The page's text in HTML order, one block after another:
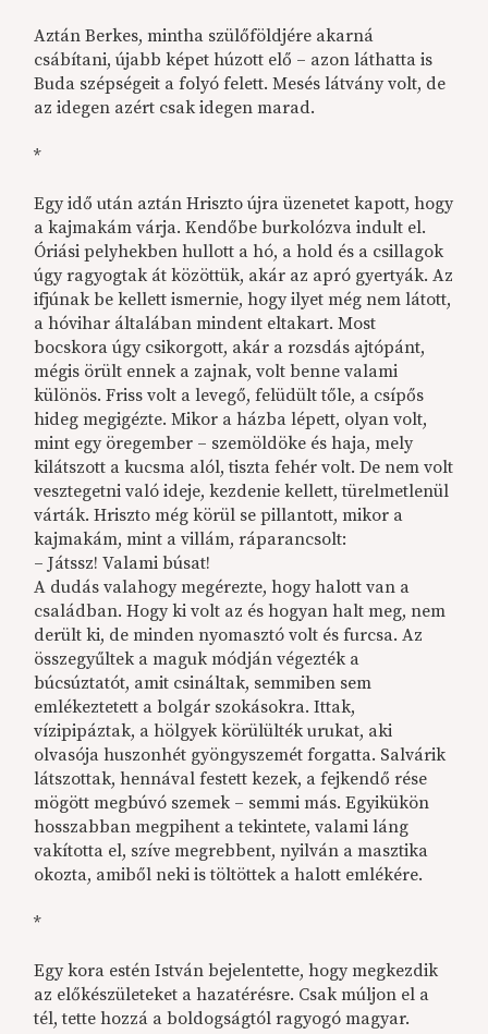
Aztán Berkes, mintha szülőföldjére akarná
csábítani, újabb képet húzott elő – azon láthatta is
Buda szépségeit a folyó felett. Mesés látvány volt, de
az idegen azért csak idegen marad.
*
Egy idő után aztán Hriszto újra üzenetet kapott, hogy
a kajmakám várja. Kendőbe burkolózva indult el.
Óriási pelyhekben hullott a hó, a hold és a csillagok
úgy ragyogtak át közöttük, akár az apró gyertyák. Az
ifjúnak be kellett ismernie, hogy ilyet még nem látott,
a hóvihar általában mindent eltakart. Most
bocskora úgy csikorgott, akár a rozsdás ajtópánt,
mégis örült ennek a zajnak, volt benne valami
különös. Friss volt a levegő, felüdült tőle, a csípős
hideg megigézte. Mikor a házba lépett, olyan volt,
mint egy öregember – szemöldöke és haja, mely
kilátszott a kucsma alól, tiszta fehér volt. De nem volt
vesztegetni való ideje, kezdenie kellett, türelmetlenül
várták. Hriszto még körül se pillantott, mikor a
kajmakám, mint a villám, ráparancsolt:
– Játssz! Valami búsat!
A dudás valahogy megérezte, hogy halott van a
családban. Hogy ki volt az és hogyan halt meg, nem
derült ki, de minden nyomasztó volt és furcsa. Az
összegyűltek a maguk módján végezték a
búcsúztatót, amit csináltak, semmiben sem
emlékeztetett a bolgár szokásokra. Ittak,
vízipipáztak, a hölgyek körülülték urukat, aki
olvasója huszonhét gyöngyszemét forgatta. Salvárik
látszottak, hennával festett kezek, a fejkendő rése
mögött megbúvó szemek – semmi más. Egyikükön
hosszabban megpihent a tekintete, valami láng
vakította el, szíve megrebbent, nyilván a masztika
okozta, amiből neki is töltöttek a halott emlékére.
*
Egy kora estén István bejelentette, hogy megkezdik
az előkészületeket a hazatérésre. Csak múljon el a
tél, tette hozzá a boldogságtól ragyogó magyar.